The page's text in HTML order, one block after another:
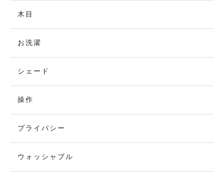
木目
お洗濯
シェード
操作
プライバシー
ウォッシャブル